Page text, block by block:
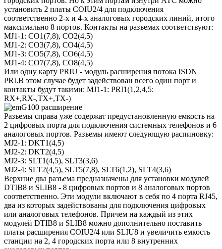
установить 2 платы COIU2/4 для подключения
соответственно 2-х и 4-х аналоговых городских линий, итого
максимально 8 портов. Контакты на разъемах соответствуют:
MJ1-1: CO1(7,8), CO2(4,5)
MJ1-2: CO3(7,8), CO4(4,5)
MJ1-3: CO5(7,8), CO6(4,5)
MJ1-4: CO7(7,8), CO8(4,5)
Или одну карту PRIU - модуль расширения потока ISDN
PRI.В этом случае будет задействован всего один порт и
контакты будут такими: MJ1-1: PRI1(1,2,4,5:
RX+,RX-,TX+,TX-)
Разъемы справа уже содержат предустановленную емкость на
2 цифровых порта для подключения системных телефонов и 6
аналоговых портов. Разъемы имеют следующую распиновку:
MJ2-1: DKT1(4,5)
MJ2-2: DKT2(4,5)
MJ2-3: SLT1(4,5), SLT3(3,6)
MJ2-4: SLT2(4,5), SLT5(7,8), SLT6(1,2), SLT4(3,6)
Верхние два разъема предназначены для установки модулей
DTIB8 и SLIB8 - 8 цифровых портов и 8 аналоговых портов
соответственно. Эти модули включают в себя по 4 порта RJ45,
два из которых задействованы для подключения цифровых
или аналоговых телефонов. Причем на каждый из этих
модулей DTIB8 и SLIB8 можно дополнительно поставить
платы расширения COIU2/4 или SLIU8 и увеличить емкость
станции на 2, 4 городских порта или 8 внутренних